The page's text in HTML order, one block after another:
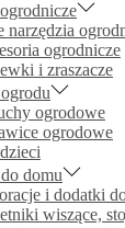
narzędzia
ogrodnicze
i zraszacze
ogrodowe
ogrodowe
domu
i dodatki
wiszące,